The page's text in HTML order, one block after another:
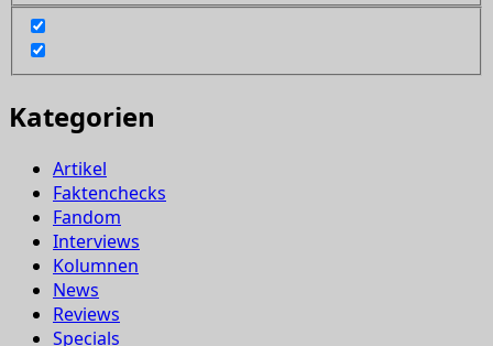
Kategorien
Artikel
Faktenchecks
Fandom
Interviews
Kolumnen
News
Reviews
Specials